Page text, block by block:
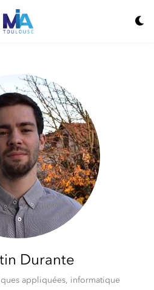
Durante
appliquées, informatique